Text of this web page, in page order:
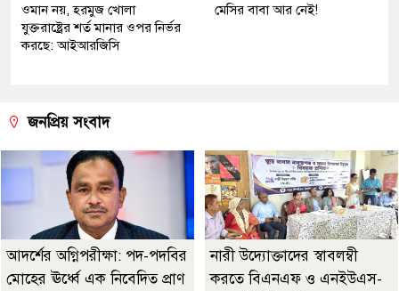
ওমান নয়, হরমুজ খোলা
যুক্তরাষ্ট্রের শর্ত মানার ওপর নির্ভর
করছে: আইআরজিসি
মেসির বাবা আর নেই!
জনপ্রিয় সংবাদ
আদর্শের অগ্নিপরীক্ষা: পদ-পদবির
মোহের ঊর্ধ্বে এক নিবেদিত প্রাণ
নারী উদ্যোক্তাদের স্বাবলম্বী
করতে বিএনএফ ও এনইউএস-